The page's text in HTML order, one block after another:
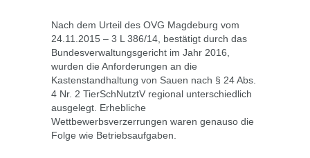
Nach dem Urteil des OVG Magdeburg vom
24.11.2015 – 3 L 386/14, bestätigt durch das
Bundesverwaltungsgericht im Jahr 2016,
wurden die Anforderungen an die
Kastenstandhaltung von Sauen nach § 24 Abs.
4 Nr. 2 TierSchNutztV regional unterschiedlich
ausgelegt. Erhebliche
Wettbewerbsverzerrungen waren genauso die
Folge wie Betriebsaufgaben.